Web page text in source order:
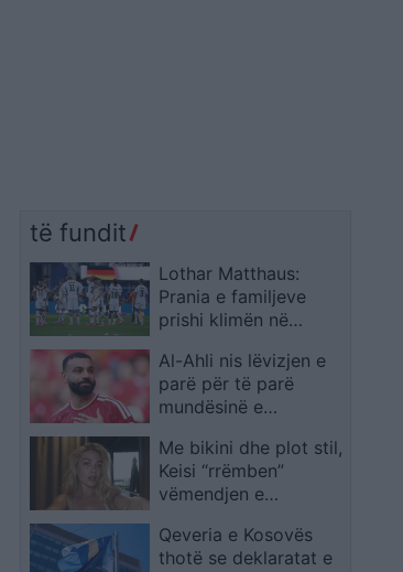
të fundit
Lothar Matthaus:
Prania e familjeve
prishi klimën në
Al-Ahli nis lëvizjen e
parë për të parë
mundësinë e
Mohamed Salah
Me bikini dhe plot stil,
Keisi “rrëmben”
vëmendjen e
pushimet
Qeveria e Kosovës
thotë se deklaratat e